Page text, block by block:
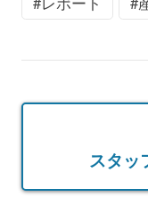
スタッ